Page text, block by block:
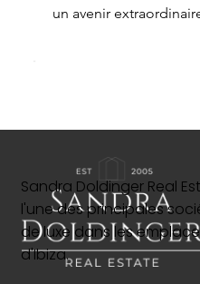
un avenir
Sandra Doldinger Real
l'une des principales
de luxe dans les
d'Ibiza.